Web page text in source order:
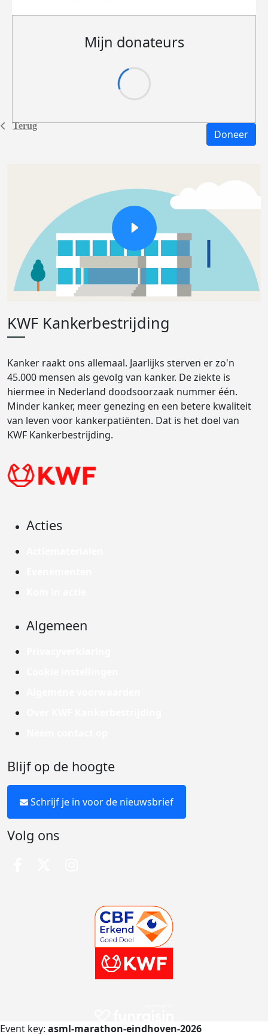
Terug
Mijn donateurs
Doneer
KWF Kankerbestrijding
Kanker raakt ons allemaal. Jaarlijks sterven er zo'n
45.000 mensen als gevolg van kanker. De ziekte is
hiermee in Nederland doodsoorzaak nummer één.
Minder kanker, meer genezing en een betere kwaliteit
van leven voor kankerpatiënten. Dat is het doel van
KWF Kankerbestrijding.
Acties
Algemeen
Blijf op de hoogte
Schrijf je in voor de nieuwsbrief
Volg ons
Event key: asml-marathon-eindhoven-2026